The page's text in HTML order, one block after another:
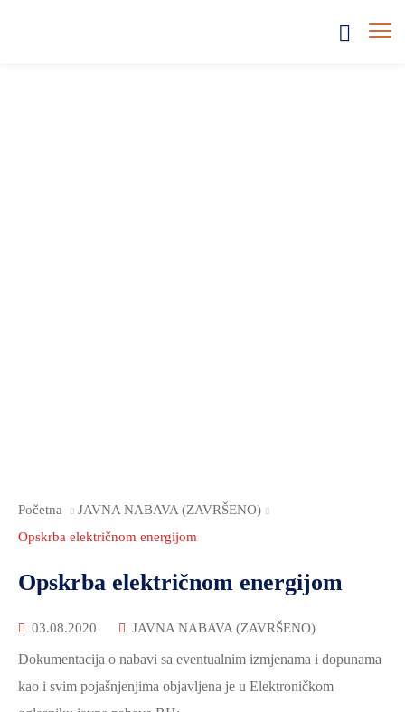
Početna
JAVNA NABAVA (ZAVRŠENO)
Opskrba električnom energijom
Opskrba električnom energijom
03.08.2020 JAVNA NABAVA (ZAVRŠENO)
Dokumentacija o nabavi sa eventualnim izmjenama i dopunama
kao i svim pojašnjenjima objavljena je u Elektroničkom